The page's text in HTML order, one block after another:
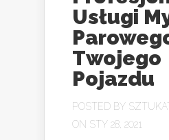
Usługi
Twojego
Pojazdu
POSTED BY
ON STY 28, 2021